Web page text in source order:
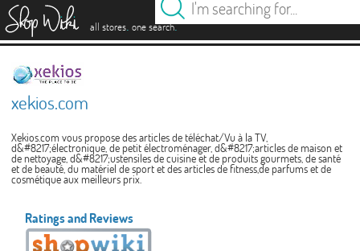
all stores. one search.
xekios.com
Xekios.com vous propose des articles de téléchat/Vu à la TV,
d&#8217;électronique, de petit électroménager, d&#8217;articles de maison et
de nettoyage, d&#8217;ustensiles de cuisine et de produits gourmets, de santé
et de beauté, du matériel de sport et des articles de fitness,de parfums et de
cosmétique aux meilleurs prix.
Ratings and Reviews